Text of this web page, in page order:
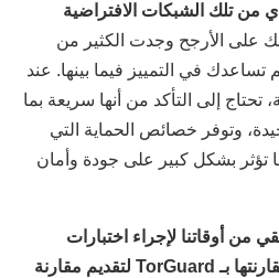
من تلك الشبكات الافتراضية
على الأرجح وجدت الكثير من
تساعدك في التمييز فيما بينها. عند
تحتاج إلى التأكد من أنها سريعة بما
وتوفر خصائص الحماية التي
تؤثر بشكل كبير على جودة وأمان
من أوقاتنا لإجراء اختبارات
صارمة على NordVPN ومقارنتها بـ TorGuard لتقديم مقارنة